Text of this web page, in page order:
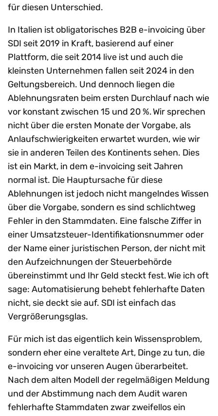
für diesen Unterschied.
In Italien ist obligatorisches B2B e-invoicing über
SDI seit 2019 in Kraft, basierend auf einer
Plattform, die seit 2014 live ist und auch die
kleinsten Unternehmen fallen seit 2024 in den
Geltungsbereich. Und dennoch liegen die
Ablehnungsraten beim ersten Durchlauf nach wie
vor konstant zwischen 15 und 20 %. Wir sprechen
nicht über die ersten Monate der Vorgabe, als
Anlaufschwierigkeiten erwartet wurden, wie wir
sie in anderen Teilen des Kontinents sehen. Dies
ist ein Markt, in dem e-invoicing seit Jahren
normal ist. Die Hauptursache für diese
Ablehnungen ist jedoch nicht mangelndes Wissen
über die Vorgabe, sondern es sind schlichtweg
Fehler in den Stammdaten. Eine falsche Ziffer in
einer Umsatzsteuer-Identifikationsnummer oder
der Name einer juristischen Person, der nicht mit
den Aufzeichnungen der Steuerbehörde
übereinstimmt und Ihr Geld steckt fest. Wie ich oft
sage: Automatisierung behebt fehlerhafte Daten
nicht, sie deckt sie auf. SDI ist einfach das
Vergrößerungsglas.
Für mich ist das eigentlich kein Wissensproblem,
sondern eher eine veraltete Art, Dinge zu tun, die
e-invoicing vor unseren Augen überarbeitet.
Nach dem alten Modell der regelmäßigen Meldung
und der Abstimmung nach dem Audit waren
fehlerhafte Stammdaten zwar zweifellos ein